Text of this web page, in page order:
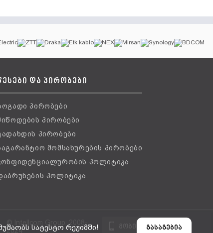
და პირობები
პირობები
პირობები
პირობები
მომსახურების პირობები
პოლიტიკა
პოლიტიკა
2024
მობილური ვერსია
სატესტო რეჟიმში! გასაგებია